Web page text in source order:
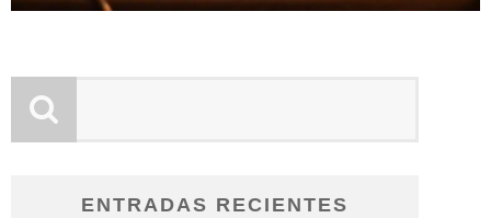
ENTRADAS RECIENTES